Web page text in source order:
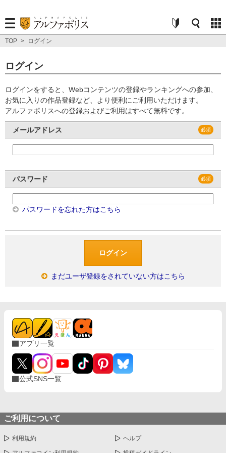
TOP > ログイン
ログイン
ログインをすると、Webコンテンツの登録やランキングへの参加、
お気に入りの作品登録など、より便利にご利用いただけます。
アルファポリスへの登録およびご利用はすべて無料です。
メールアドレス
パスワード
パスワードを忘れた方はこちら
まだユーザ登録をされていない方はこちら
アプリ一覧
公式SNS一覧
ご利用について
利用規約 ヘルプ